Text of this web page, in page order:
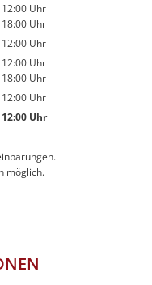
12:00 Uhr
Von 08:00 bis 12:00 Uhr
18:00 Uhr
Von 14:00 bis 18:00 Uhr
12:00 Uhr
Von 08:00 bis 12:00 Uhr
12:00 Uhr
Von 08:00 bis 12:00 Uhr
18:00 Uhr
Von 14:00 bis 18:00 Uhr
12:00 Uhr
Von 08:00 bis 12:00 Uhr
12:00Uhr
möglich.